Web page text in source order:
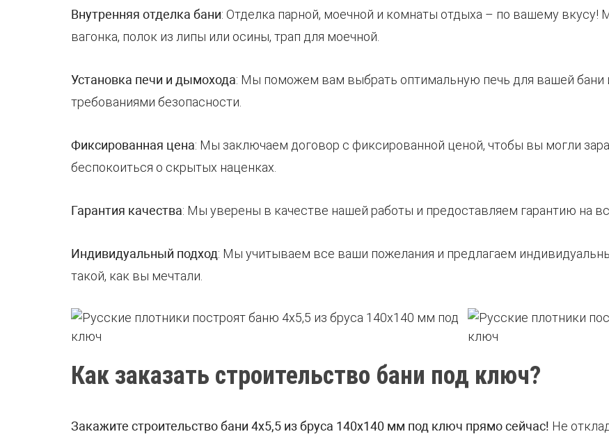
Внутренняя отделка бани: Отделка парной, моечной и комнаты отдыха – по вашему
вагонка, полок из липы или осины, трап для моечной.
Установка печи и дымохода: Мы поможем вам выбрать оптимальную печь для вашей бани
требованиями безопасности.
Фиксированная цена: Мы заключаем договор с фиксированной ценой, чтобы вы могли
беспокоиться о скрытых наценках.
Гарантия качества: Мы уверены в качестве нашей работы и предоставляем гарантию на
Индивидуальный подход: Мы учитываем все ваши пожелания и предлагаем
такой, как вы мечтали.
Как заказать строительство бани под ключ?
Закажите строительство бани 4х5,5 из бруса 140х140 мм под ключ прямо сейчас! Не